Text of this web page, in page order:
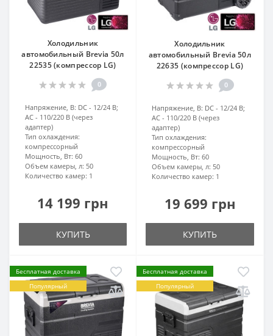
Холодильник
автомобильный Brevia 50л
22535 (компрессор LG)
0
Напряжение, В: DC - 12/24 В;
AC - 110/220 В (через
адаптер)
Тип охлаждения:
компрессорный
Мощность, Вт: 60
Объем камеры, л: 50
Количество камер: 1
14 199 грн
КУПИТЬ
Холодильник
автомобильный Brevia 50л
22635 (компрессор LG)
0
Напряжение, В: DC - 12/24 В;
AC - 110/220 В (через
адаптер)
Тип охлаждения:
компрессорный
Мощность, Вт: 60
Объем камеры, л: 50
Количество камер: 1
19 699 грн
КУПИТЬ
Бесплатная доставка
Популярный
Бесплатная доставка
Популярный